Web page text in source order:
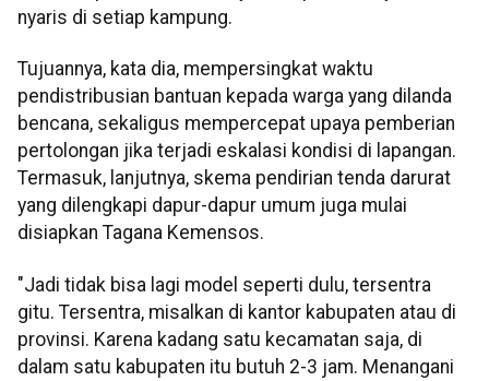
nyaris di setiap kampung.
Tujuannya, kata dia, mempersingkat waktu
pendistribusian bantuan kepada warga yang dilanda
bencana, sekaligus mempercepat upaya pemberian
pertolongan jika terjadi eskalasi kondisi di lapangan.
Termasuk, lanjutnya, skema pendirian tenda darurat
yang dilengkapi dapur-dapur umum juga mulai
disiapkan Tagana Kemensos.
"Jadi tidak bisa lagi model seperti dulu, tersentra
gitu. Tersentra, misalkan di kantor kabupaten atau di
provinsi. Karena kadang satu kecamatan saja, di
dalam satu kabupaten itu butuh 2-3 jam. Menangani